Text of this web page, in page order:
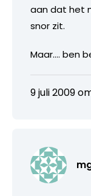
aan dat het
snor zit.
Maar…. ben
9 juli 2009